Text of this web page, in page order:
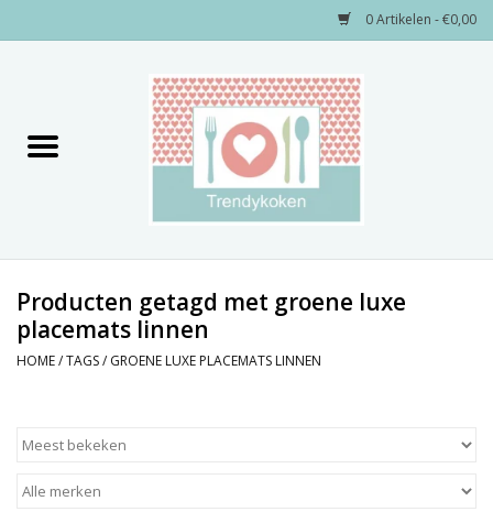
0 Artikelen - €0,00
Decoratie
Keukengerei
Producten getagd met groene luxe
placemats linnen
HOME/TAGS/ GROENE LUXE PLACEMATS LINNEN